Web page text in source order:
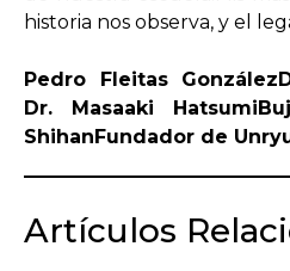
historia nos observa, y el
Pedro Fleitas
Dr. Masaaki
ShihanFundador de
Artículos